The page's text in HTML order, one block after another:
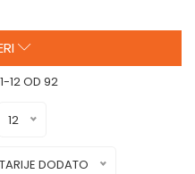
12 OD 92
12
DODATO